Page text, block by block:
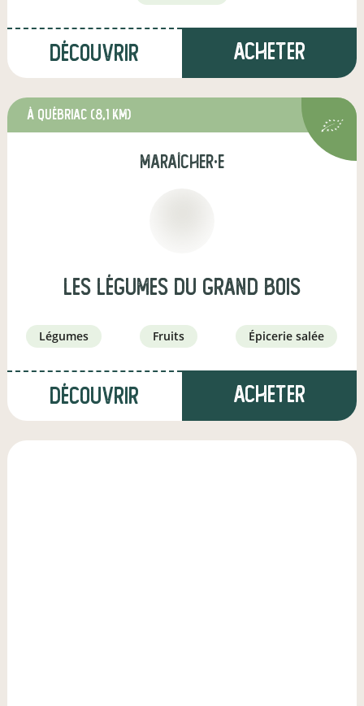
Découvrir Acheter
à Québriac (8,1 km)
maraîcher·e
Les Légumes du Grand Bois
légumes fruits épicerie salée
Découvrir Acheter